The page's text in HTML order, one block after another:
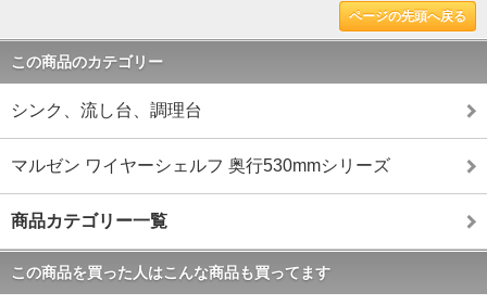
ページの先頭へ戻る
この商品のカテゴリー
シンク、流し台、調理台
マルゼン ワイヤーシェルフ 奥行530mmシリーズ
商品カテゴリー一覧
この商品を買った人はこんな商品も買ってます